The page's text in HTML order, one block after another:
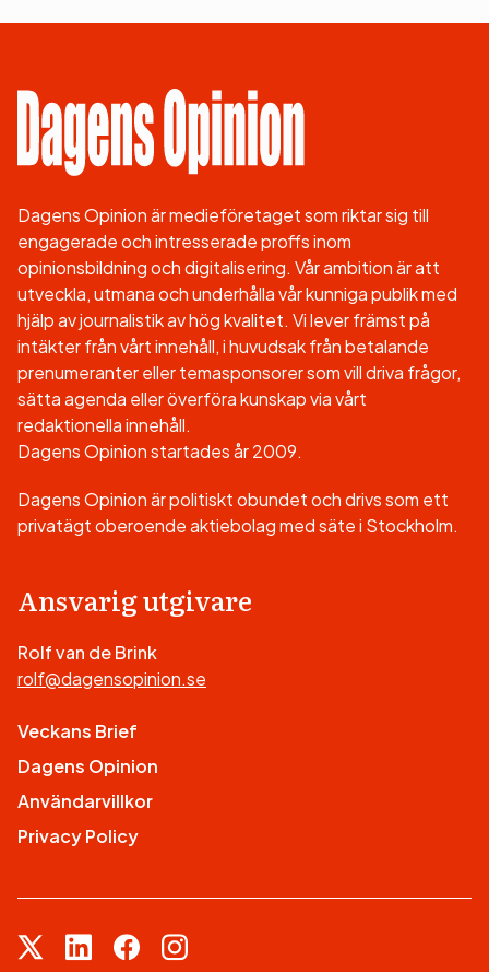
Dagens Opinion är medieföretaget som riktar sig till
engagerade och intresserade proffs inom
opinionsbildning och digitalisering. Vår ambition är att
utveckla, utmana och underhålla vår kunniga publik med
hjälp av journalistik av hög kvalitet. Vi lever främst på
intäkter från vårt innehåll, i huvudsak från betalande
prenumeranter eller temasponsorer som vill driva frågor,
sätta agenda eller överföra kunskap via vårt
redaktionella innehåll.
Dagens Opinion startades år 2009.
Dagens Opinion är politiskt obundet och drivs som ett
privatägt oberoende aktiebolag med säte i Stockholm.
Ansvarig utgivare
Rolf van de Brink
rolf@dagensopinion.se
Veckans Brief
Dagens Opinion
Användarvillkor
Privacy Policy